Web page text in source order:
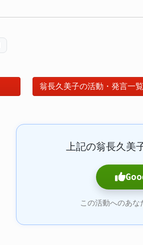
翁長久美子の活動・発言一覧
上記の翁長久美
この活動へのあな